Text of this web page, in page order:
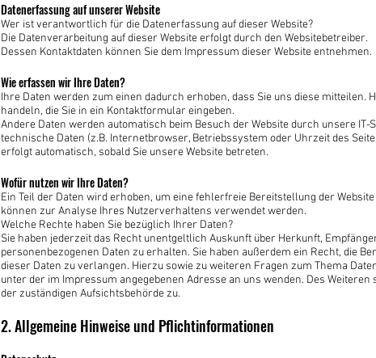
Datenerfassung auf unserer Website
Wer ist verantwortlich für die Datenerfassung auf dieser Website?
Die Datenverarbeitung auf dieser Website erfolgt durch den Websitebetreiber.
Dessen Kontaktdaten können Sie dem Impressum dieser Website entnehmen.
Wie erfassen wir Ihre Daten?
Ihre Daten werden zum einen dadurch erhoben, dass Sie uns diese mitteilen.
handeln, die Sie in ein Kontaktformular eingeben.
Andere Daten werden automatisch beim Besuch der Website durch unsere
technische Daten (z.B. Internetbrowser, Betriebssystem oder Uhrzeit des
erfolgt automatisch, sobald Sie unsere Website betreten.
Wofür nutzen wir Ihre Daten?
Ein Teil der Daten wird erhoben, um eine fehlerfreie Bereitstellung der
können zur Analyse Ihres Nutzerverhaltens verwendet werden.
Welche Rechte haben Sie bezüglich Ihrer Daten?
Sie haben jederzeit das Recht unentgeltlich Auskunft über Herkunft,
personenbezogenen Daten zu erhalten. Sie haben außerdem ein Recht, die
dieser Daten zu verlangen. Hierzu sowie zu weiteren Fragen zum Thema
unter der im Impressum angegebenen Adresse an uns wenden. Des
der zuständigen Aufsichtsbehörde zu.
2. Allgemeine Hinweise und Pflichtinformationen